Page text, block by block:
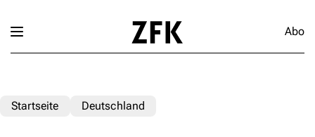
Abo
Startseite Deutschland